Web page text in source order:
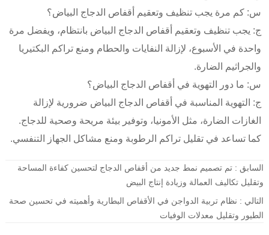
س: كم مرة يجب تنظيف وتعقيم أقفاص الدجاج البياض؟
ج: يجب تنظيف وتعقيم أقفاص الدجاج البياض بانتظام، ويفضل مرة
واحدة في الأسبوع، لإزالة النفايات والحطام ومنع تراكم البكتيريا
والجراثيم الضارة.
س: ما دور التهوية في أقفاص الدجاج البياض؟
ج: التهوية المناسبة في أقفاص الدجاج البياض ضرورية لإزالة
الغازات الضارة، مثل الأمونيا، وتوفير بيئة مريحة وصحية للدجاج.
كما تساعد في تقليل تراكم الرطوبة ومنع مشاكل الجهاز التنفسي.
السابق : تم تصميم نمط جديد من أقفاص الدجاج لتحسين كفاءة المساحة
وتقليل تكاليف العمالة وزيادة إنتاج البيض
التالي : نظام تربية الدواجن في الأقفاص البطارية وأهميته في تحسين صحة
الطيور وتقليل معدلات الوفيات